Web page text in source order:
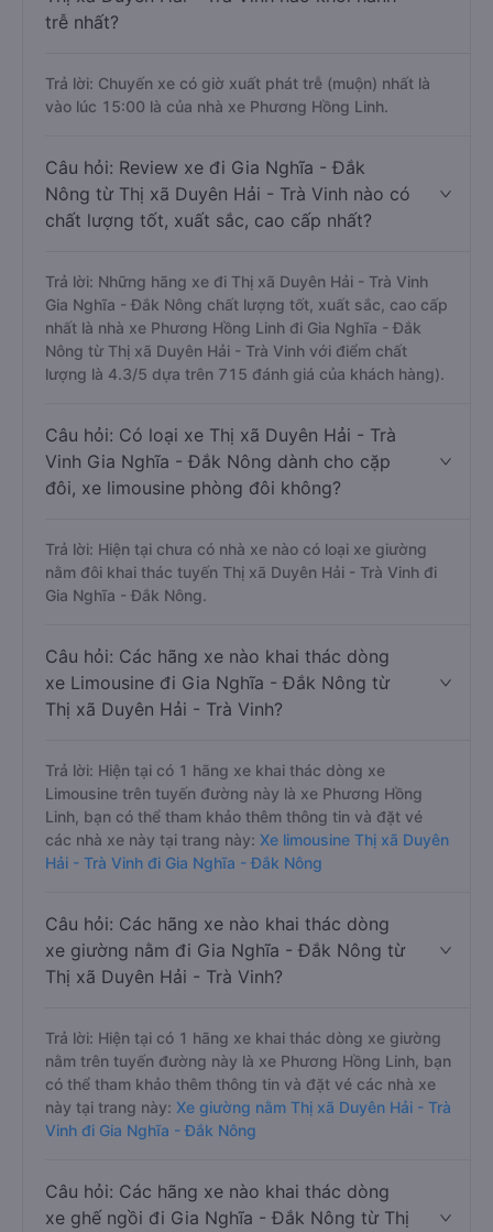
trễ nhất?
Trả lời: Chuyến xe có giờ xuất phát trễ (muộn) nhất là
vào lúc 15:00 là của nhà xe Phương Hồng Linh.
Câu hỏi: Review xe đi Gia Nghĩa - Đắk
Nông từ Thị xã Duyên Hải - Trà Vinh nào có
chất lượng tốt, xuất sắc, cao cấp nhất?
Trả lời: Những hãng xe đi Thị xã Duyên Hải - Trà Vinh
Gia Nghĩa - Đắk Nông chất lượng tốt, xuất sắc, cao cấp
nhất là nhà xe Phương Hồng Linh đi Gia Nghĩa - Đắk
Nông từ Thị xã Duyên Hải - Trà Vinh với điểm chất
lượng là 4.3/5 dựa trên 715 đánh giá của khách hàng).
Câu hỏi: Có loại xe Thị xã Duyên Hải - Trà
Vinh Gia Nghĩa - Đắk Nông dành cho cặp
đôi, xe limousine phòng đôi không?
Trả lời: Hiện tại chưa có nhà xe nào có loại xe giường
nằm đôi khai thác tuyến Thị xã Duyên Hải - Trà Vinh đi
Gia Nghĩa - Đắk Nông.
Câu hỏi: Các hãng xe nào khai thác dòng
xe Limousine đi Gia Nghĩa - Đắk Nông từ
Thị xã Duyên Hải - Trà Vinh?
Trả lời: Hiện tại có 1 hãng xe khai thác dòng xe
Limousine trên tuyến đường này là xe Phương Hồng
Linh, bạn có thể tham khảo thêm thông tin và đặt vé
các nhà xe này tại trang này: Xe limousine Thị xã Duyên
Hải - Trà Vinh đi Gia Nghĩa - Đắk Nông
Câu hỏi: Các hãng xe nào khai thác dòng
xe giường nằm đi Gia Nghĩa - Đắk Nông từ
Thị xã Duyên Hải - Trà Vinh?
Trả lời: Hiện tại có 1 hãng xe khai thác dòng xe giường
nằm trên tuyến đường này là xe Phương Hồng Linh, bạn
có thể tham khảo thêm thông tin và đặt vé các nhà xe
này tại trang này: Xe giường nằm Thị xã Duyên Hải - Trà
Vinh đi Gia Nghĩa - Đắk Nông
Câu hỏi: Các hãng xe nào khai thác dòng
xe ghế ngồi đi Gia Nghĩa - Đắk Nông từ Thị